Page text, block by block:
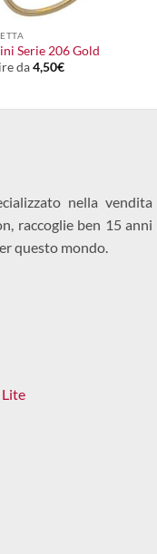
Serie 206 Gold
da4,50€
nella vendita
raccoglie ben 15 anni
questo mondo.